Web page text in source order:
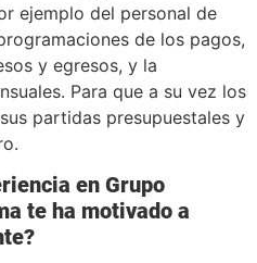
ejemplo del personal de
de los pagos,
y egresos, y la
Para que a su vez los
partidas presupuestales y
en Grupo
te ha motivado a